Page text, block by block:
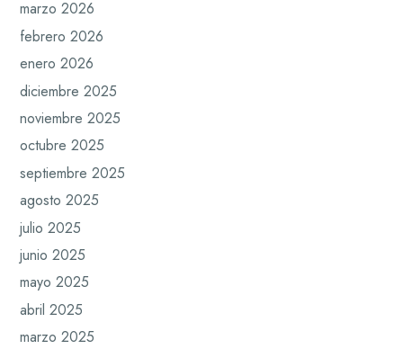
marzo 2026
febrero 2026
enero 2026
diciembre 2025
noviembre 2025
octubre 2025
septiembre 2025
agosto 2025
julio 2025
junio 2025
mayo 2025
abril 2025
marzo 2025